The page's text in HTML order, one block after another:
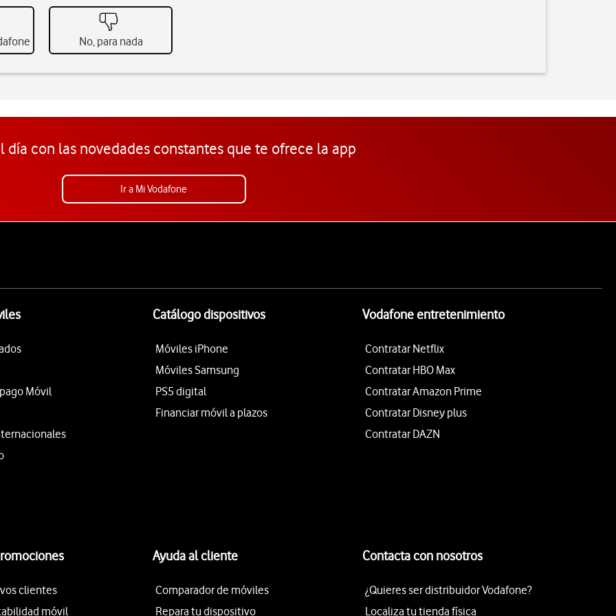
No, para nada
día con las novedades constantes que te ofrece la app
Ir a Mi Vodafone
Móvil
Catálogo dispositivos
Móviles iPhone
Móviles Samsung
PS5 digital
Financiar móvil a plazos
Vodafone entretenimiento
Contratar Netflix
Contratar HBO Max
Contratar Amazon Prime
Contratar Disney plus
Contratar DAZN
clientes
móvil
Ayuda al cliente
Comparador de móviles
Repara tu dispositivo
Contacta con nosotros
¿Quieres ser distribuidor Vodafone?
Localiza tu tienda física